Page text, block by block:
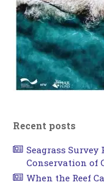
Recent posts
Seagrass
Conservation of
When the Reef